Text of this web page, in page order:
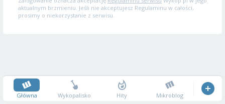
aktualnym brzmieniu. Jeśli nie akceptujesz Regulaminu w całości,
prosimy o niekorzystanie z serwisu.
Główna Wykopalisko Hity Mikroblog